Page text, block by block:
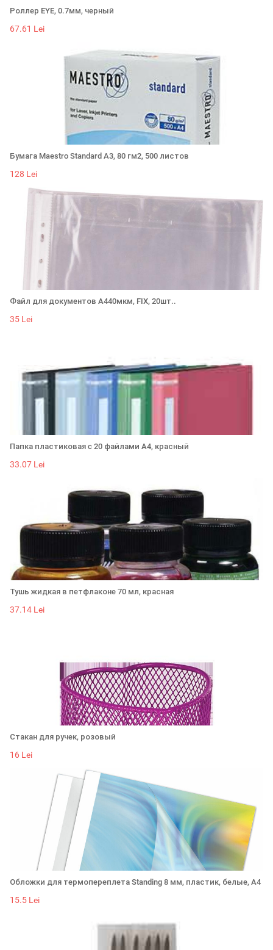
Роллер EYE, 0.7мм, черный
67.61 Lei
Бумага Maestro Standard А3, 80 гм2, 500 листов
128 Lei
Файл для документов А440мкм, FIX, 20шт..
35 Lei
Папка пластиковая c 20 файлами А4, красный
33.07 Lei
Тушь жидкая в петфлаконе 70 мл, красная
37.14 Lei
Стакан для ручек, розовый
16 Lei
Обложки для термопереплета Standing 8 мм, пластик, белые, А4
15.5 Lei